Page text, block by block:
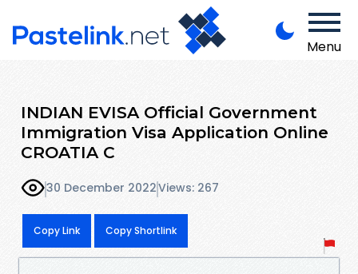
Menu
INDIAN EVISA Official Government
Immigration Visa Application Online
CROATIA C
30 December 2022Views: 267
Copy Link Copy Shortlink